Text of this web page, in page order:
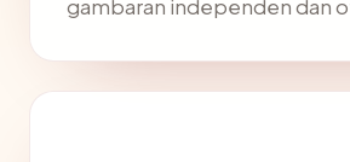
gambaran independen dan